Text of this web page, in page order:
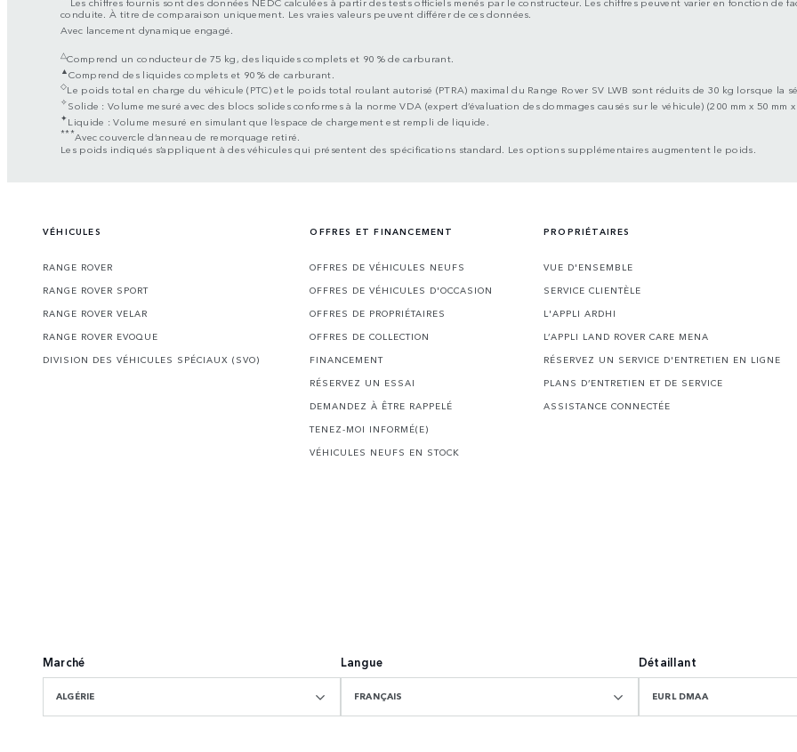
conduite. À titre de comparaison uniquement. Les vraies valeurs peuvent différer de ces données.
Avec lancement dynamique engagé.
△Comprend un conducteur de 75 kg, des liquides complets et 90 % de carburant.
▲Comprend des liquides complets et 90 % de carburant.
◇Le poids total en charge du véhicule (PTC) et le poids total roulant autorisé (PTRA) maximal du Range Rover SV LWB sont réduits de 30 kg lorsque la
✧Solide : Volume mesuré avec des blocs solides conformes à la norme VDA (expert d’évaluation des dommages causés sur le véhicule) (200 mm x 50 mm x
✦Liquide : Volume mesuré en simulant que l’espace de chargement est rempli de liquide.
***Avec couvercle d’anneau de remorquage retiré.
Les poids indiqués s’appliquent à des véhicules qui présentent des spécifications standard. Les options supplémentaires augmentent le poids.
VÉHICULES
RANGE ROVER
RANGE ROVER SPORT
RANGE ROVER VELAR
RANGE ROVER EVOQUE
DIVISION DES VÉHICULES SPÉCIAUX (SVO)
OFFRES ET FINANCEMENT
OFFRES DE VÉHICULES NEUFS
OFFRES DE VÉHICULES D'OCCASION
OFFRES DE PROPRIÉTAIRES
OFFRES DE COLLECTION
FINANCEMENT
RÉSERVEZ UN ESSAI
DEMANDEZ À ÊTRE RAPPELÉ
TENEZ-MOI INFORMÉ(E)
VÉHICULES NEUFS EN STOCK
PROPRIÉTAIRES
VUE D'ENSEMBLE
SERVICE CLIENTÈLE
L'APPLI ARDHI
L’APPLI LAND ROVER CARE MENA
RÉSERVEZ UN SERVICE D'ENTRETIEN EN LIGNE
PLANS D’ENTRETIEN ET DE SERVICE
ASSISTANCE CONNECTÉE
Marché
ALGÉRIE
Langue
FRANÇAIS
Détaillant
EURL DMAA